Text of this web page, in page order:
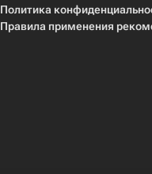
Политика
Правила применения